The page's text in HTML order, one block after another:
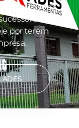
o futuro sem
por
por terem
ADES